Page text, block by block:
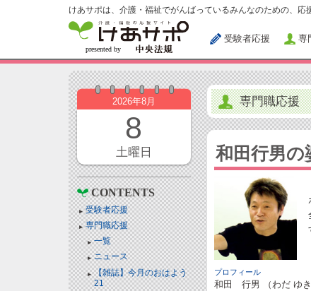
けあサポは、介護・福祉でがんばっているみんなのための、応
受験者応援 専
2026年8月
8
土曜日
CONTENTS
受験者応援
専門職応援
一覧
ニュース
【雑誌】今月のおはよう
21
専門職応援
和田行男の
プロフィール
和田 行男 （わだ ゆき